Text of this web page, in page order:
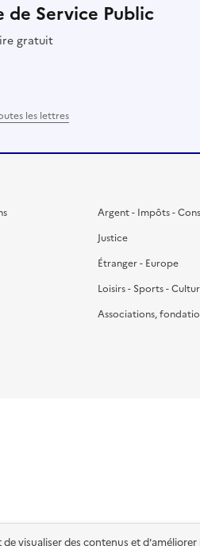
visualiser des contenus et
Service Public
gratuit
les lettres
Argent - Impôts -
Justice
Étranger - Europe
Loisirs - Sports -
Associations,